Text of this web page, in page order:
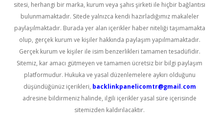
sitesi, herhangi bir marka, kurum veya şahıs şirketi ile hiçbir bağlantısı
bulunmamaktadır. Sitede yalnızca kendi hazırladığımız makaleler
paylaşılmaktadır. Burada yer alan içerikler haber niteliği taşımamakta
olup, gerçek kurum ve kişiler hakkında paylaşım yapılmamaktadır.
Gerçek kurum ve kişiler ile isim benzerlikleri tamamen tesadüfidir.
Sitemiz, kar amacı gütmeyen ve tamamen ücretsiz bir bilgi paylaşım
platformudur. Hukuka ve yasal düzenlemelere aykırı olduğunu
düşündüğünüz içerikleri, backlinkpanelicomtr@gmail.com
adresine bildirmeniz halinde, ilgili içerikler yasal süre içerisinde
sitemizden kaldırılacaktır.